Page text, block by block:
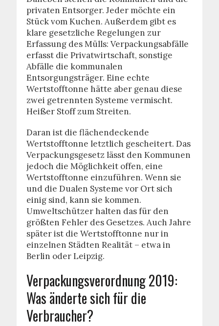
privaten Entsorger. Jeder möchte ein
Stück vom Kuchen. Außerdem gibt es
klare gesetzliche Regelungen zur
Erfassung des Mülls: Verpackungsabfälle
erfasst die Privatwirtschaft, sonstige
Abfälle die kommunalen
Entsorgungsträger. Eine echte
Wertstofftonne hätte aber genau diese
zwei getrennten Systeme vermischt.
Heißer Stoff zum Streiten.
Daran ist die flächendeckende
Wertstofftonne letztlich gescheitert. Das
Verpackungsgesetz lässt den Kommunen
jedoch die Möglichkeit offen, eine
Wertstofftonne einzuführen. Wenn sie
und die Dualen Systeme vor Ort sich
einig sind, kann sie kommen.
Umweltschützer halten das für den
größten Fehler des Gesetzes. Auch Jahre
später ist die Wertstofftonne nur in
einzelnen Städten Realität – etwa in
Berlin oder Leipzig.
Verpackungsverordnung 2019:
Was änderte sich für die
Verbraucher?